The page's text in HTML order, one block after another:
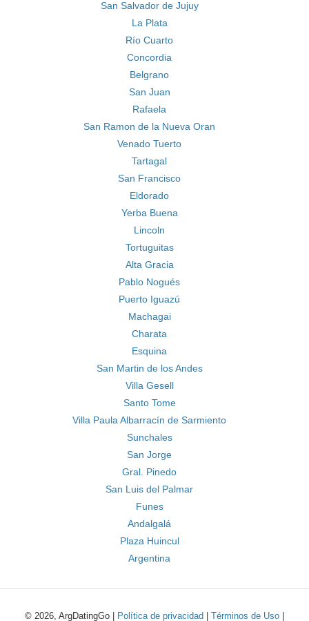
San Salvador de Jujuy
La Plata
Río Cuarto
Concordia
Belgrano
San Juan
Rafaela
San Ramon de la Nueva Oran
Venado Tuerto
Tartagal
San Francisco
Eldorado
Yerba Buena
Lincoln
Tortuguitas
Alta Gracia
Pablo Nogués
Puerto Iguazú
Machagai
Charata
Esquina
San Martin de los Andes
Villa Gesell
Santo Tome
Villa Paula Albarracín de Sarmiento
Sunchales
San Jorge
Gral. Pinedo
San Luis del Palmar
Funes
Andalgalá
Plaza Huincul
Argentina
© 2026, ArgDatingGo | Política de privacidad Términos de Uso